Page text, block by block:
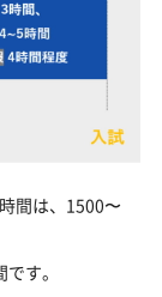
間は、1500〜
す。